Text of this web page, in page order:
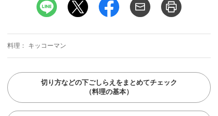
料理 キッコーマン
切り方などの下ごしらえをまとめてチェック
（料理の基本）